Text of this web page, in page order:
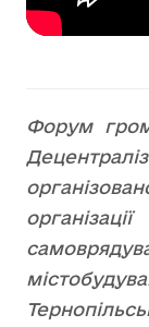
Форум